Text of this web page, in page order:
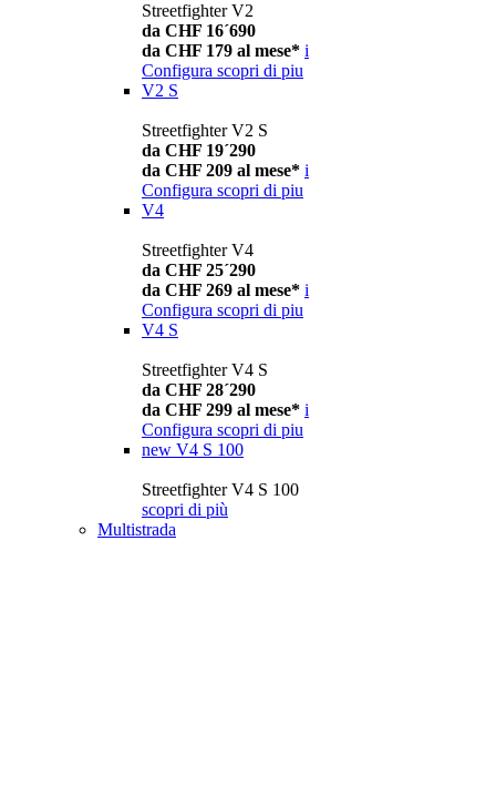
Streetfighter V2
da CHF 16´690
da CHF 179 al mese* i
Configura scopri di piu
V2 S
Streetfighter V2 S
da CHF 19´290
da CHF 209 al mese* i
Configura scopri di piu
V4
Streetfighter V4
da CHF 25´290
da CHF 269 al mese* i
Configura scopri di piu
V4 S
Streetfighter V4 S
da CHF 28´290
da CHF 299 al mese* i
Configura scopri di piu
new V4 S 100
Streetfighter V4 S 100
scopri di più
Multistrada